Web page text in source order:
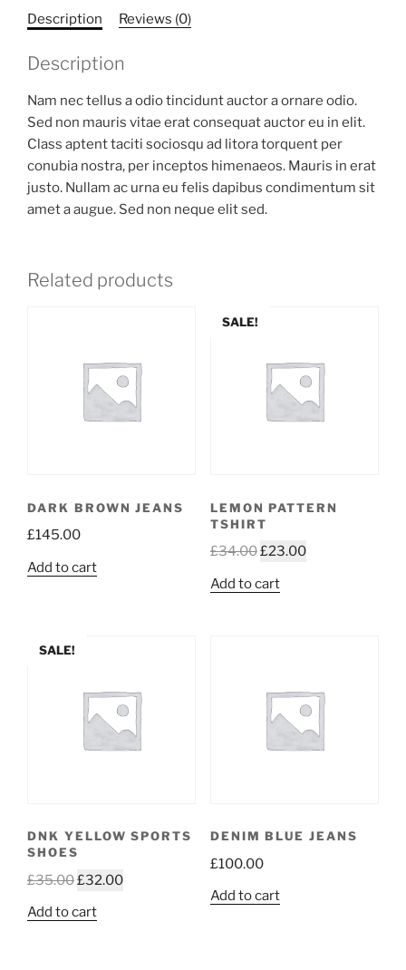
Description Reviews (0)
Description
Nam nec tellus a odio tincidunt auctor a ornare odio.
Sed non mauris vitae erat consequat auctor eu in elit.
Class aptent taciti sociosqu ad litora torquent per
conubia nostra, per inceptos himenaeos. Mauris in erat
justo. Nullam ac urna eu felis dapibus condimentum sit
amet a augue. Sed non neque elit sed.
Related products
DARK BROWN JEANS
£145.00
Add to cart
SALE!
LEMON PATTERN
TSHIRT
£34.00£23.00
Add to cart
SALE!
DNK YELLOW SPORTS
SHOES
£35.00£32.00
Add to cart
DENIM BLUE JEANS
£100.00
Add to cart